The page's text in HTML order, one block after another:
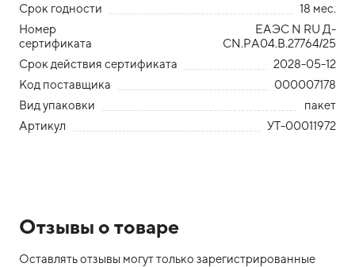
Срок годности
18 мес.
Номер
сертификата
ЕАЭС N RU Д-
CN.РА04.В.27764/25
Срок действия сертификата
2028-05-12
Код поставщика
000007178
Вид упаковки
пакет
Артикул
УТ-00011972
Отзывы о товаре
Оставлять отзывы могут только зарегистрированные